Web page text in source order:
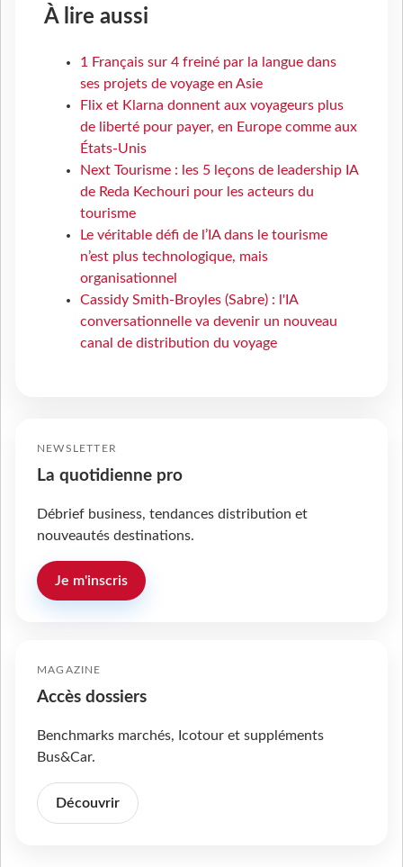
À lire aussi
1 Français sur 4 freiné par la langue dans
ses projets de voyage en Asie
Flix et Klarna donnent aux voyageurs plus
de liberté pour payer, en Europe comme aux
États-Unis
Next Tourisme : les 5 leçons de leadership IA
de Reda Kechouri pour les acteurs du
tourisme
Le véritable défi de l’IA dans le tourisme
n’est plus technologique, mais
organisationnel
Cassidy Smith-Broyles (Sabre) : l'IA
conversationnelle va devenir un nouveau
canal de distribution du voyage
NEWSLETTER
La quotidienne pro
Débrief business, tendances distribution et
nouveautés destinations.
Je m'inscris
MAGAZINE
Accès dossiers
Benchmarks marchés, Icotour et suppléments
Bus&Car.
Découvrir